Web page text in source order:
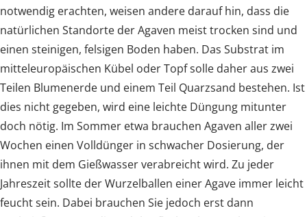
notwendig erachten, weisen andere darauf hin, dass die
natürlichen Standorte der Agaven meist trocken sind und
einen steinigen, felsigen Boden haben. Das Substrat im
mitteleuropäischen Kübel oder Topf solle daher aus zwei
Teilen Blumenerde und einem Teil Quarzsand bestehen. Ist
dies nicht gegeben, wird eine leichte Düngung mitunter
doch nötig. Im Sommer etwa brauchen Agaven aller zwei
Wochen einen Volldünger in schwacher Dosierung, der
ihnen mit dem Gießwasser verabreicht wird. Zu jeder
Jahreszeit sollte der Wurzelballen einer Agave immer leicht
feucht sein. Dabei brauchen Sie jedoch erst dann